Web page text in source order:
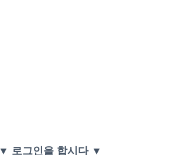
▼ 로그인을 합시다 ▼